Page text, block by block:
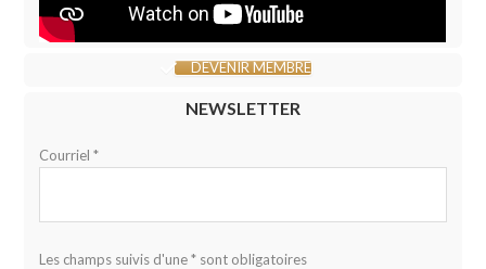
DEVENIR MEMBRE
NEWSLETTER
Courriel *
Les champs suivis d'une * sont obligatoires